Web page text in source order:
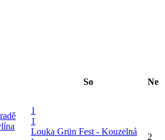
So Ne
1
1
Louka Grün Fest - Kouzelná
2